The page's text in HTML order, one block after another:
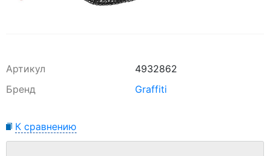
Артикул
4932862
Бренд
Graffiti
К сравнению